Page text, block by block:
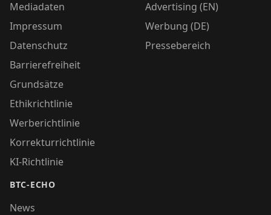
Mediadaten
Impressum
Datenschutz
Barrierefreiheit
Grundsätze
Ethikrichtlinie
Werberichtlinie
Korrekturrichtlinie
KI-Richtlinie
BTC-ECHO
News
Advertising (EN)
Werbung (DE)
Pressebereich